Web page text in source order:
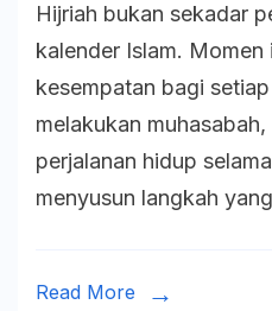
Hijriah bukan sekadar
kalender Islam. Momen
kesempatan bagi
melakukan
perjalanan hidup
menyusun langkah
Read More